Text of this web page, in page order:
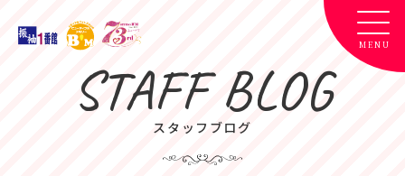
STAFF BLOG
スタッフブログ